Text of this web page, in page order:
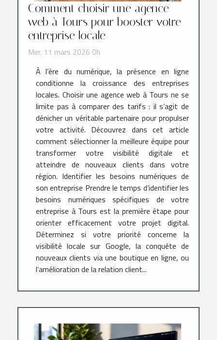
Comment choisir une agence
web à Tours pour booster votre
entreprise locale
Mer. 11 mars 2026 0h
À l’ère du numérique, la présence en ligne
conditionne la croissance des entreprises
locales. Choisir une agence web à Tours ne se
limite pas à comparer des tarifs : il s’agit de
dénicher un véritable partenaire pour propulser
votre activité. Découvrez dans cet article
comment sélectionner la meilleure équipe pour
transformer votre visibilité digitale et
atteindre de nouveaux clients dans votre
région. Identifier les besoins numériques de
son entreprise Prendre le temps d’identifier les
besoins numériques spécifiques de votre
entreprise à Tours est la première étape pour
orienter efficacement votre projet digital.
Déterminez si votre priorité concerne la
visibilité locale sur Google, la conquête de
nouveaux clients via une boutique en ligne, ou
l’amélioration de la relation client...